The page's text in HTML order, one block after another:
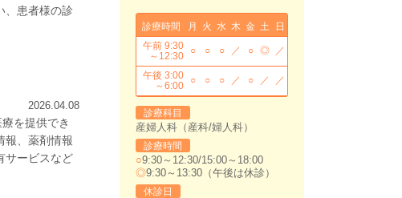
、患者様の診
2026.04.08
を提供でき
報、薬剤情報
サービスなど
診療時間 月 火 水 木 金 土
日
午前 9:30
～12:30
○ ○ ○ ／ ○ ◎ ／
午後 3:00
～6:00
○ ○ ○ ／ ○ ／ ／
診療科目
産婦人科（産科/婦人科）
診療時間
○9:30～12:30/15:00～18:00
◎9:30～13:30（午後は休診）
休診日